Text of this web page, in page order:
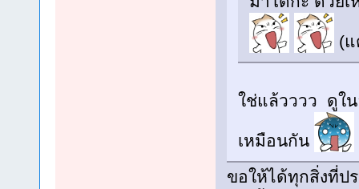
(แ
ใช่แล้วววว ดูใน
เหมือนกัน
ขอให้ได้ทุกสิ่งที่ป